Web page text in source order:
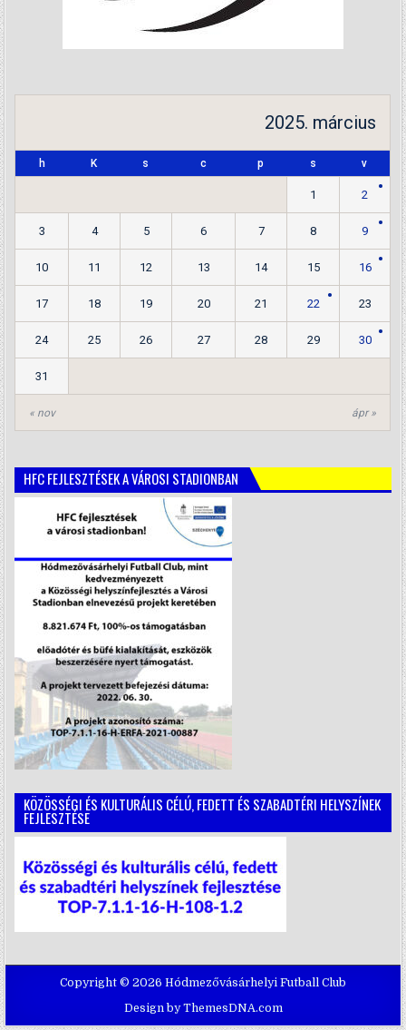
2025. március
h K s c p s v
« nov ápr »
1 2
3 4 5 6 7 8 9
10 11 12 13 14 15 16
17 18 19 20 21 22 23
24 25 26 27 28 29 30
31
HFC FEJLESZTÉSEK A VÁROSI STADIONBAN
KÖZÖSSÉGI ÉS KULTURÁLIS CÉLÚ, FEDETT ÉS SZABADTÉRI HELYSZÍNEK
FEJLESZTÉSE
Copyright © 2026 Hódmezővásárhelyi Futball Club
Design by ThemesDNA.com